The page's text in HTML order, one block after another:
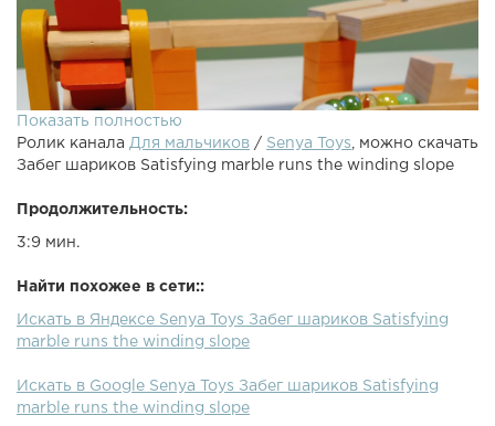
Показать полностью
Ролик канала Для мальчиков / Senya Toys , можно скачать
Забег шариков Satisfying marble runs the winding slope
Продолжительность:
3:9 мин.
Найти похожее в сети::
Искать в Яндексе Senya Toys Забег шариков Satisfying
marble runs the winding slope
Искать в Google Senya Toys Забег шариков Satisfying
marble runs the winding slope